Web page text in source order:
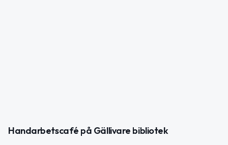
Handarbetscafé på Gällivare bibliotek